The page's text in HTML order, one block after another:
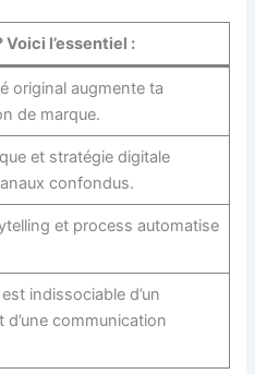
Voici l’essentiel :
original augmente ta
de marque.
et stratégie digitale
confondus.
et process automatise
indissociable d’un
communication